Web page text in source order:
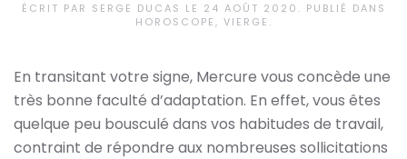
ÉCRIT PAR SERGE DUCAS LE 24 AOÛT 2020 . PUBLIÉ DANS
HOROSCOPE, VIERGE .
En transitant votre signe, Mercure vous concède une
très bonne faculté d’adaptation. En effet, vous êtes
quelque peu bousculé dans vos habitudes de travail,
contraint de répondre aux nombreuses sollicitations